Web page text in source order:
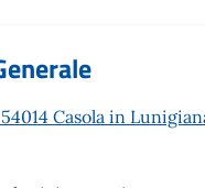
Casola in